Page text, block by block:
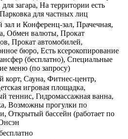
загара, На территории есть
для частных лиц
зал и Конференц-зал, Прачечная,
Обмен валюты, Прокат
Прокат автомобилей,
бюро, Есть ксерокопирование
(бесплатно), Специальные
меню (по запросу)
корт, Сауна, Фитнес-центр,
игровая площадка,
теннис, Гидромассажная ванна,
Возможны прогулки по
Открытый бассейн (работает по